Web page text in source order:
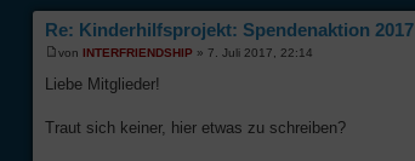
Re: Kinderhilfsprojekt: Spendenaktion 2017
von INTERFRIENDSHIP » 7. Juli 2017, 22:14
Liebe Mitglieder!
Traut sich keiner, hier etwas zu schreiben?